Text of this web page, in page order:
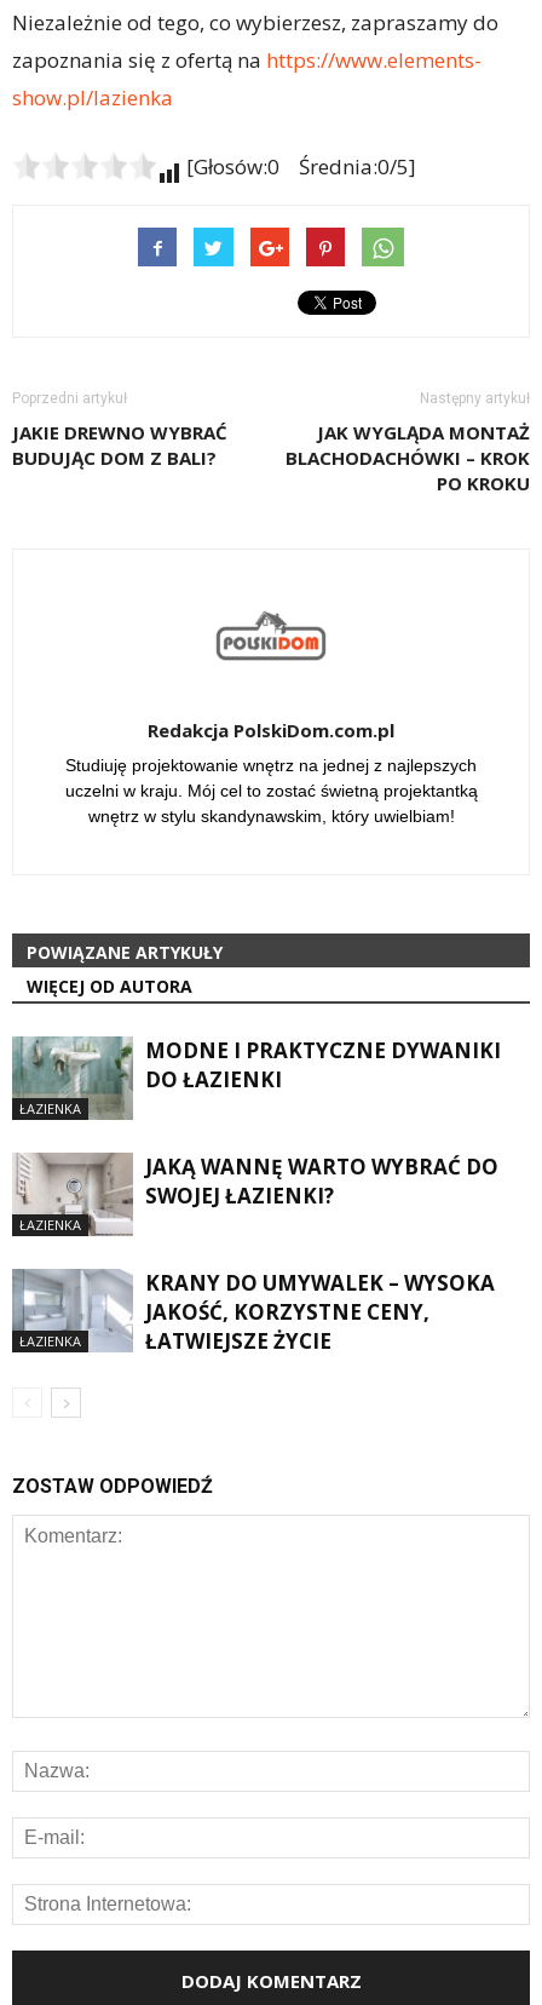
Niezależnie od tego, co wybierzesz, zapraszamy do
zapoznania się z ofertą na https://www.elements-
show.pl/lazienka
[Głosów:0 Średnia:0/5]
Poprzedni artykuł
JAKIE DREWNO WYBRAĆ
BUDUJĄC DOM Z BALI?
Następny artykuł
JAK WYGLĄDA MONTAŻ
BLACHODACHÓWKI – KROK
PO KROKU
Redakcja PolskiDom.com.pl
Studiuję projektowanie wnętrz na jednej z najlepszych
uczelni w kraju. Mój cel to zostać świetną projektantką
wnętrz w stylu skandynawskim, który uwielbiam!
POWIĄZANE ARTYKUŁY
WIĘCEJ OD AUTORA
ŁAZIENKA
MODNE I PRAKTYCZNE DYWANIKI
DO ŁAZIENKI
ŁAZIENKA
JAKĄ WANNĘ WARTO WYBRAĆ DO
SWOJEJ ŁAZIENKI?
ŁAZIENKA
KRANY DO UMYWALEK – WYSOKA
JAKOŚĆ, KORZYSTNE CENY,
ŁATWIEJSZE ŻYCIE
ZOSTAW ODPOWIEDŹ